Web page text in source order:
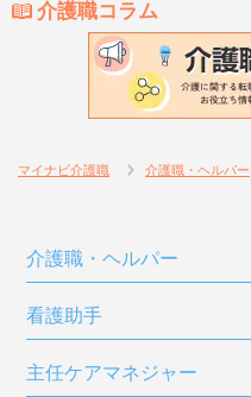
介護職コラム
マイナビ介護職 介護職・ヘルパー
介護職・ヘルパー
看護助手
主任ケアマネジャー